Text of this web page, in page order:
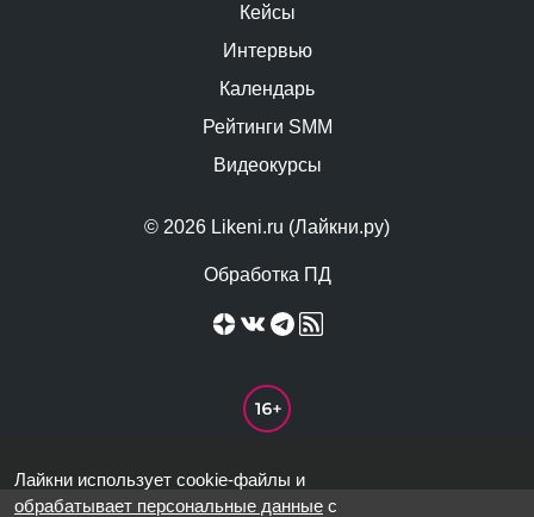
© 2026 Likeni.ru (Лайкни.ру)
Обработка ПД
Кейсы
Интервью
Календарь
Рейтинги SMM
Видеокурсы
Лайкни использует cookie-файлы и
обрабатывает персональные данные с